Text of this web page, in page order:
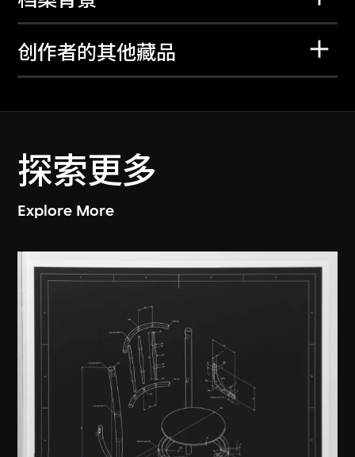
创作者的其他藏品
探索更多
Explore More